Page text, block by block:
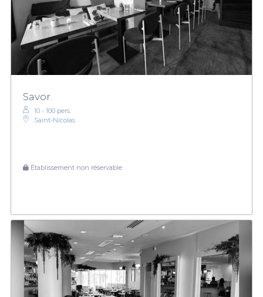
Savor.
10 - 100 pers.
Saint-Nicolas
Établissement non réservable